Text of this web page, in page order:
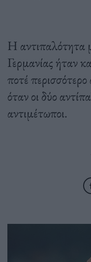
Η αντιπαλότητα
Γερμανίας ήταν
ποτέ
όταν οι δύο
αντιμέτωποι.